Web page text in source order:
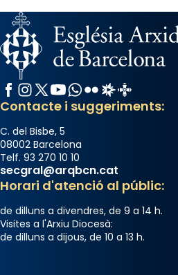
Facebook
Instagram
X / Twitter
YouTube
WhatsApp
FlickrRadio Estel
Catalunya
Contacte i suggeriments:
C. del Bisbe, 5
08002 Barcelona
Telf. 93 270 10 10
secgral@arqbcn.cat
Horari d'atenció al públic:
de dilluns a divendres, de 9 a 14 h.
Visites a l'Arxiu Diocesà:
de dilluns a dijous, de 10 a 13 h.